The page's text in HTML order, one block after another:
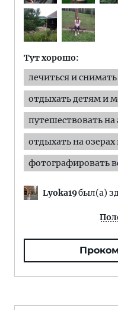
Тут хорошо:
лечиться и снимать
отдыхать детям и
путешествовать на
отдыхать на озерах
фотографировать
Lyoka19был(а)